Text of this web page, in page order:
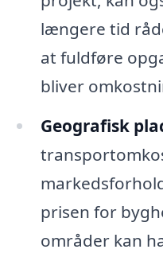
længere tid
at fuldføre
bliver
Geografisk
prisen for
områder kan